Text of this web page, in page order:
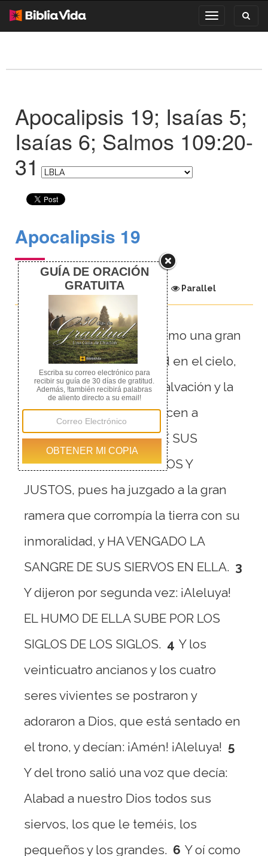
Toggle
navigation
Apocalipsis 19; Isaías 5;
Isaías 6; Salmos 109:20-
31
Apocalipsis 19
Chapter Parallel
Después de esto oí como una gran
voz de una gran multitud en el cielo,
que decía: ¡Aleluya! La salvación y la
gloria y el poder pertenecen a
nuestro Dios, 2 PORQUE SUS
JUICIOS SON VERDADEROS Y
JUSTOS, pues ha juzgado a la gran
ramera que corrompía la tierra con su
inmoralidad, y HA VENGADO LA
SANGRE DE SUS SIERVOS EN ELLA. 3
Y dijeron por segunda vez: ¡Aleluya!
EL HUMO DE ELLA SUBE POR LOS
SIGLOS DE LOS SIGLOS. 4 Y los
veinticuatro ancianos y los cuatro
seres vivientes se postraron y
adoraron a Dios, que está sentado en
el trono, y decían: ¡Amén! ¡Aleluya! 5
Y del trono salió una voz que decía:
Alabad a nuestro Dios todos sus
siervos, los que le teméis, los
pequeños y los grandes. 6 Y oí como